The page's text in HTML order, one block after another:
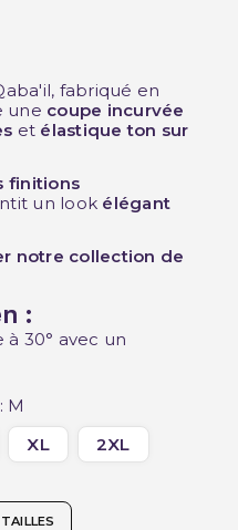
fabriqué en
une coupe incurvée
et élastique ton sur
finitions
un look élégant
notre collection de
:
30° avec un
M
XL 2XL